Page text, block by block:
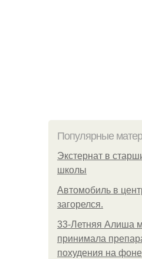
Популярные
Экстернат в
школы
Автомобиль в
загорелся.
33-Летняя Алиша
принимала
похудения на фоне